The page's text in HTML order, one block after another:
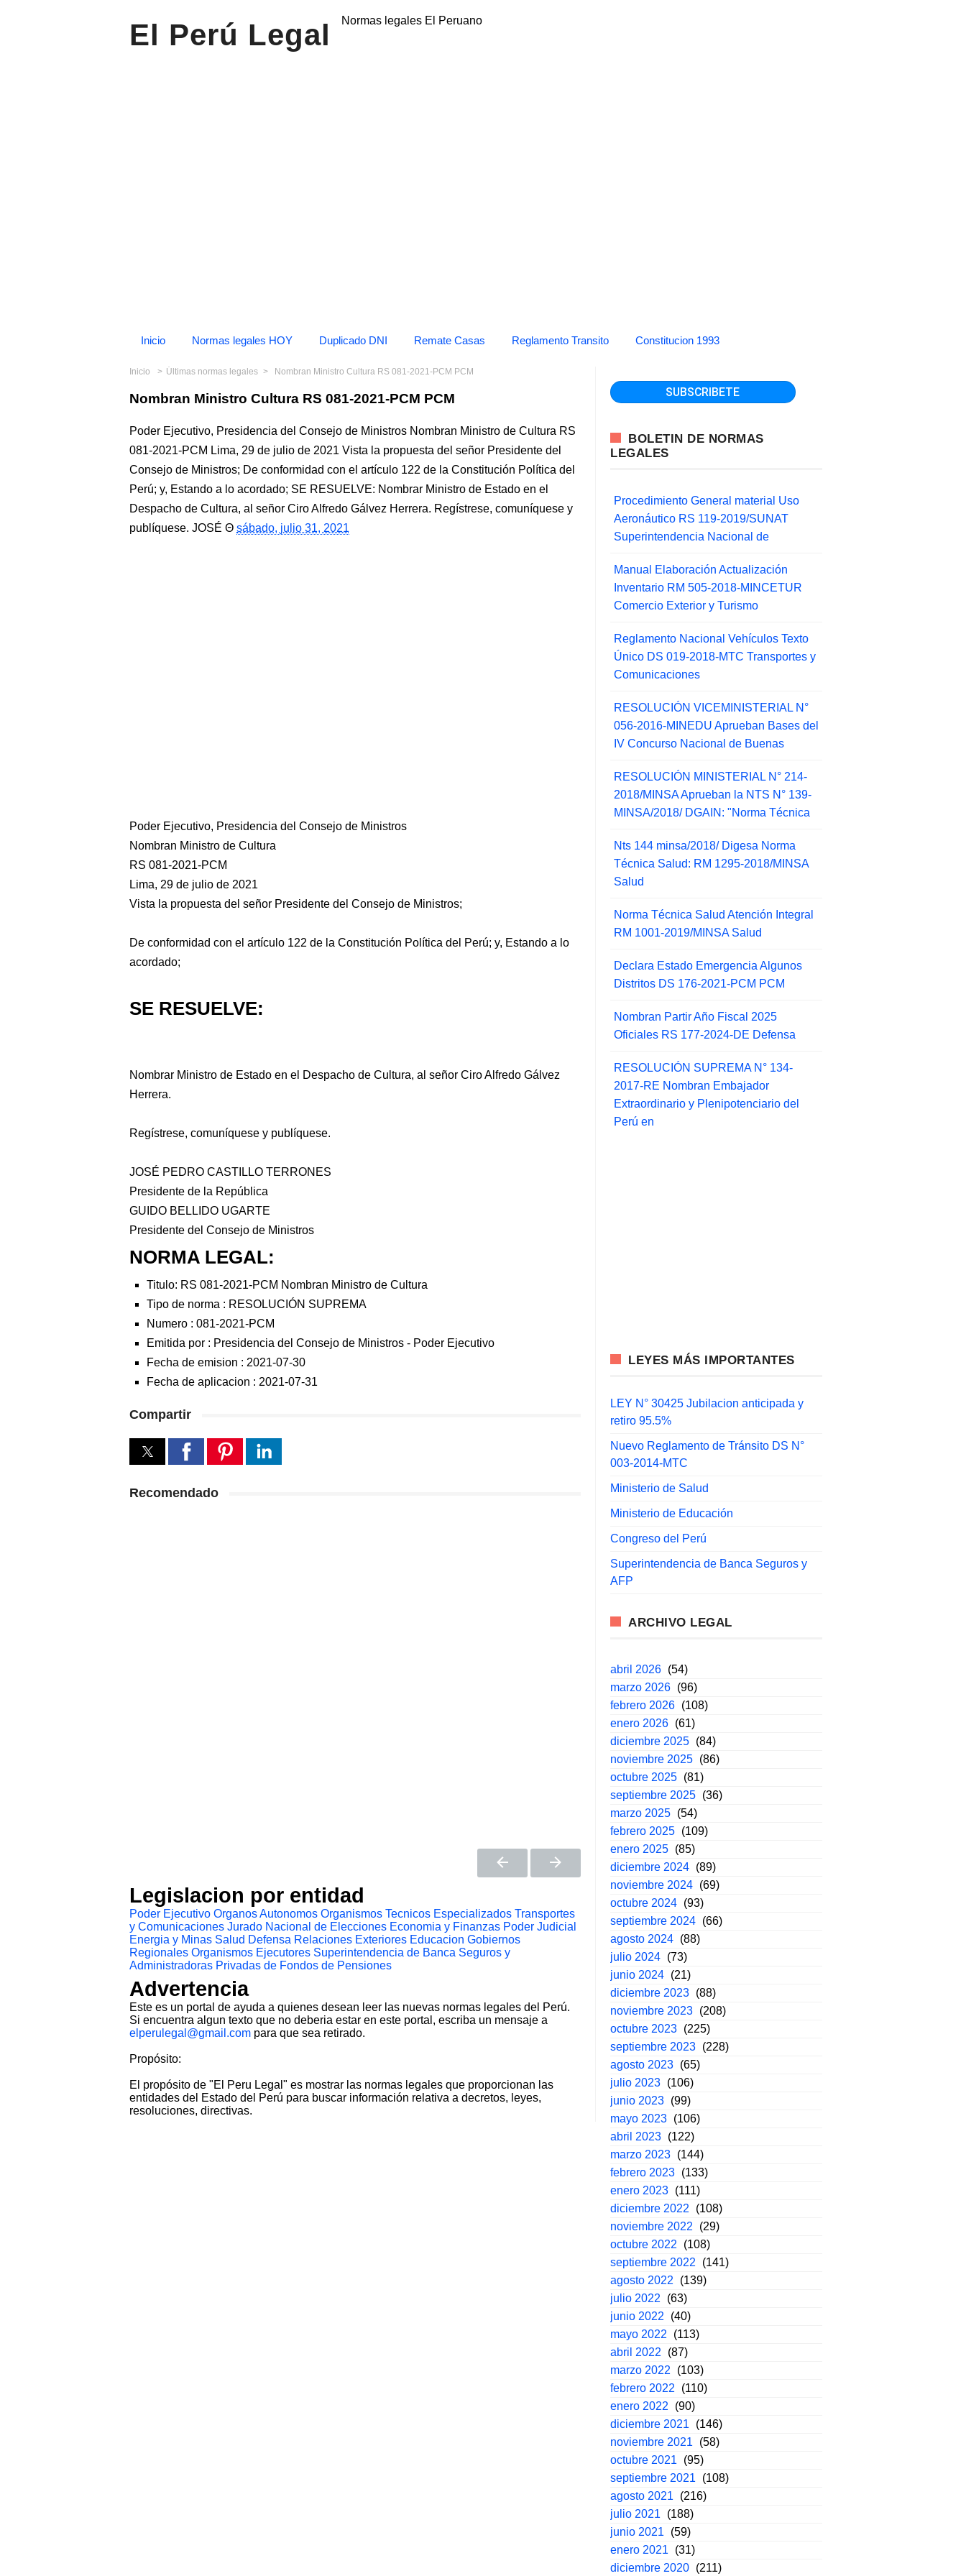
El Perú Legal Normas legales El Peruano
Inicio Normas legales HOY Duplicado DNI Remate Casas Reglamento Transito Constitucion 1993
Inicio Últimas normas legales Nombran Ministro Cultura RS 081-2021-PCM PCM
Nombran Ministro Cultura RS 081-2021-PCM PCM
Poder Ejecutivo, Presidencia del Consejo de Ministros Nombran Ministro de Cultura RS
081-2021-PCM Lima, 29 de julio de 2021 Vista la propuesta del señor Presidente del
Consejo de Ministros; De conformidad con el artículo 122 de la Constitución Política del
Perú; y, Estando a lo acordado; SE RESUELVE: Nombrar Ministro de Estado en el
Despacho de Cultura, al señor Ciro Alfredo Gálvez Herrera. Regístrese, comuníquese y
publíquese. JOSÉ
sábado, julio 31, 2021
Poder Ejecutivo, Presidencia del Consejo de Ministros
Nombran Ministro de Cultura
RS 081-2021-PCM
Lima, 29 de julio de 2021
Vista la propuesta del señor Presidente del Consejo de Ministros;
De conformidad con el artículo 122 de la Constitución Política del Perú; y, Estando a lo
acordado;
SE RESUELVE:
Nombrar Ministro de Estado en el Despacho de Cultura, al señor Ciro Alfredo Gálvez
Herrera.
Regístrese, comuníquese y publíquese.
JOSÉ PEDRO CASTILLO TERRONES
Presidente de la República
GUIDO BELLIDO UGARTE
Presidente del Consejo de Ministros
NORMA LEGAL:
Titulo: RS 081-2021-PCM Nombran Ministro de Cultura
Tipo de norma : RESOLUCIÓN SUPREMA
Numero : 081-2021-PCM
Emitida por : Presidencia del Consejo de Ministros - Poder Ejecutivo
Fecha de emision : 2021-07-30
Fecha de aplicacion : 2021-07-31
Compartir
Recomendado
Legislacion por entidad
Poder Ejecutivo Organos Autonomos Organismos Tecnicos Especializados Transportes
y Comunicaciones Jurado Nacional de Elecciones Economia y Finanzas Poder Judicial
Energia y Minas Salud Defensa Relaciones Exteriores Educacion Gobiernos
Regionales Organismos Ejecutores Superintendencia de Banca Seguros y
Administradoras Privadas de Fondos de Pensiones
Advertencia
Este es un portal de ayuda a quienes desean leer las nuevas normas legales del Perú.
Si encuentra algun texto que no deberia estar en este portal, escriba un mensaje a
elperulegal@gmail.com para que sea retirado.
Propósito:
El propósito de "El Peru Legal" es mostrar las normas legales que proporcionan las
entidades del Estado del Perú para buscar información relativa a decretos, leyes,
resoluciones, directivas.
BOLETIN DE NORMAS
LEGALES
Procedimiento General material Uso
Aeronáutico RS 119-2019/SUNAT
Superintendencia Nacional de
Manual Elaboración Actualización
Inventario RM 505-2018-MINCETUR
Comercio Exterior y Turismo
Reglamento Nacional Vehículos Texto
Único DS 019-2018-MTC Transportes y
Comunicaciones
RESOLUCIÓN VICEMINISTERIAL N°
056-2016-MINEDU Aprueban Bases del
IV Concurso Nacional de Buenas
RESOLUCIÓN MINISTERIAL N° 214-
2018/MINSA Aprueban la NTS N° 139-
MINSA/2018/ DGAIN: "Norma Técnica
Nts 144 minsa/2018/ Digesa Norma
Técnica Salud: RM 1295-2018/MINSA
Salud
Norma Técnica Salud Atención Integral
RM 1001-2019/MINSA Salud
Declara Estado Emergencia Algunos
Distritos DS 176-2021-PCM PCM
Nombran Partir Año Fiscal 2025
Oficiales RS 177-2024-DE Defensa
RESOLUCIÓN SUPREMA N° 134-
2017-RE Nombran Embajador
Extraordinario y Plenipotenciario del
Perú en
LEYES MÁS IMPORTANTES
LEY N° 30425 Jubilacion anticipada y
retiro 95.5%
Nuevo Reglamento de Tránsito DS N°
003-2014-MTC
Ministerio de Salud
Ministerio de Educación
Congreso del Perú
Superintendencia de Banca Seguros y
AFP
ARCHIVO LEGAL
abril 2026 (54)
marzo 2026 (96)
febrero 2026 (108)
enero 2026 (61)
diciembre 2025 (84)
noviembre 2025 (86)
octubre 2025 (81)
septiembre 2025 (36)
marzo 2025 (54)
febrero 2025 (109)
enero 2025 (85)
diciembre 2024 (89)
noviembre 2024 (69)
octubre 2024 (93)
septiembre 2024 (66)
agosto 2024 (88)
julio 2024 (73)
junio 2024 (21)
diciembre 2023 (88)
noviembre 2023 (208)
octubre 2023 (225)
septiembre 2023 (228)
agosto 2023 (65)
julio 2023 (106)
junio 2023 (99)
mayo 2023 (106)
abril 2023 (122)
marzo 2023 (144)
febrero 2023 (133)
enero 2023 (111)
diciembre 2022
(108)
noviembre 2022
(29)
octubre 2022
(108)
septiembre 2022
(141)
agosto 2022
(139)
julio 2022
(63)
junio 2022
(40)
mayo 2022
(113)
abril 2022
(87)
marzo 2022
(103)
febrero 2022
(110)
enero 2022
(90)
diciembre 2021
(146)
noviembre 2021
(58)
octubre 2021
(95)
septiembre 2021
(108)
agosto 2021
(216)
julio 2021
(188)
junio 2021
(59)
enero 2021
(31)
diciembre 2020 (211)